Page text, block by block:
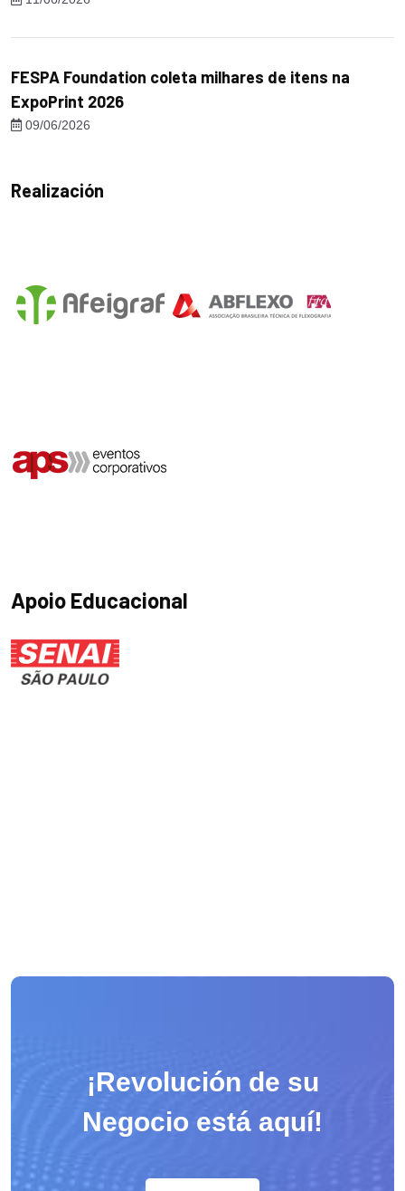
FESPA Foundation coleta milhares de itens na
ExpoPrint 2026
09/06/2026
Realización
Apoio Educacional
¡Revolución de su
Negocio está aquí!